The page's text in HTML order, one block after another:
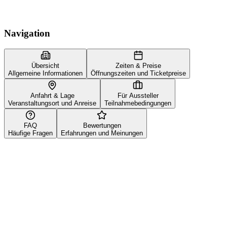
Navigation
Übersicht
Allgemeine Informationen
Zeiten & Preise
Öffnungszeiten und Ticketpreise
Anfahrt & Lage
Veranstaltungsort und Anreise
Für Aussteller
Teilnahmebedingungen
FAQ
Häufige Fragen
Bewertungen
Erfahrungen und Meinungen